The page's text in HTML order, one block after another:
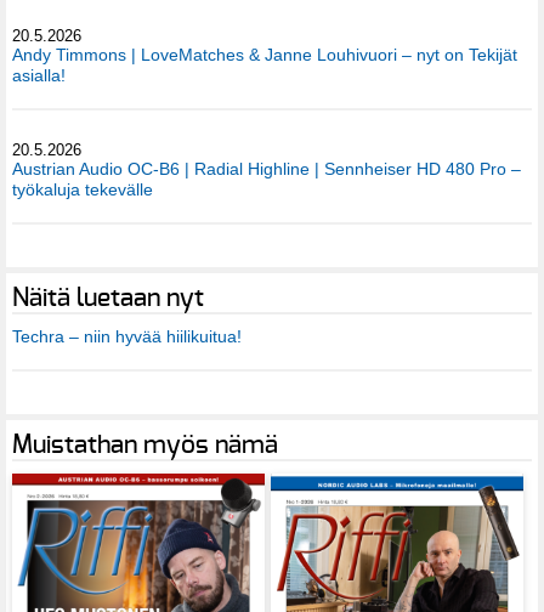
20.5.2026
Andy Timmons | LoveMatches & Janne Louhivuori – nyt on Tekijät
asialla!
20.5.2026
Austrian Audio OC-B6 | Radial Highline | Sennheiser HD 480 Pro –
työkaluja tekevälle
Näitä luetaan nyt
Techra – niin hyvää hiilikuitua!
Muistathan myös nämä